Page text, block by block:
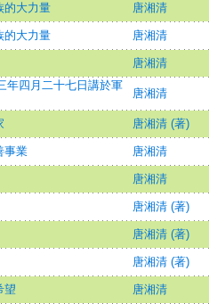
的大力量 唐湘清
的大力量 唐湘清
唐湘清
年四月二十七日講於軍
唐湘清
唐湘清 (著)
事業 唐湘清
唐湘清
唐湘清 (著)
唐湘清 (著)
唐湘清 (著)
望 唐湘清